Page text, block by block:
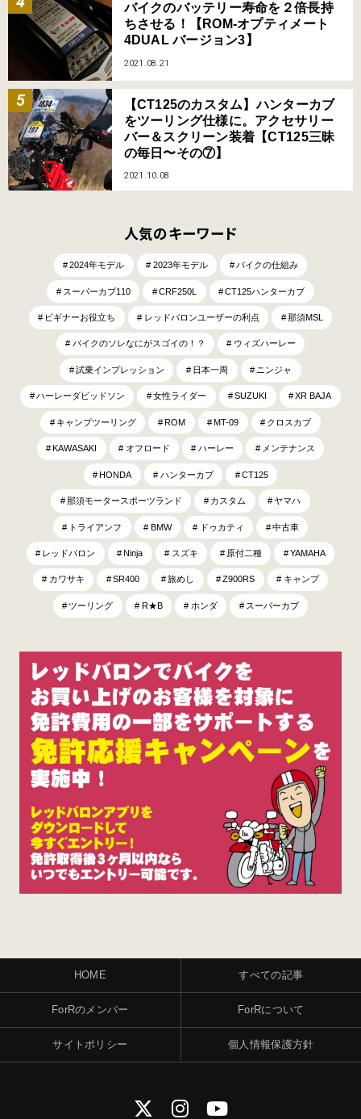
バイクのバッテリー寿命を２倍長持
ちさせる！【ROM-オプティメート
4DUAL バージョン3】
2021.08.21
【CT125のカスタム】ハンターカブ
をツーリング仕様に。アクセサリー
バー＆スクリーン装着【CT125三昧
の毎日〜その⑦】
2021.10.08
人気のキーワード
2024年モデル 2023年モデル バイクの仕組み
スーパーカブ110 CRF250L CT125ハンターカブ
ビギナーお役立ち レッドバロンユーザーの利点 那須MSL
バイクのソレなにがスゴイの！？ ウィズハーレー
試乗インプレッション 日本一周 ニンジャ
ハーレーダビッドソン 女性ライダー SUZUKI XR BAJA
キャンプツーリング ROM MT-09 クロスカブ
KAWASAKI オフロード ハーレー メンテナンス
HONDA ハンターカブ CT125
那須モータースポーツランド カスタム ヤマハ
トライアンフ BMW ドゥカティ 中古車
レッドバロン Ninja スズキ 原付二種 YAMAHA
カワサキ SR400 旅めし Z900RS キャンプ
ツーリング R★B ホンダ スーパーカブ
HOME すべての記事
ForRのメンバー ForRについて
サイトポリシー 個人情報保護方針